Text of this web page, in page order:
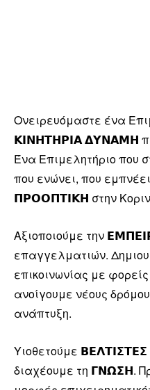
Ονειρευόμαστε ένα
𝝟𝝞𝝢𝝜𝝩𝝜𝝦𝝞𝝖 𝝙𝝪𝝢𝝖𝝡𝝜
Ένα Επιμελητήριο που
που ενώνει, που
𝝥𝝦𝝤𝝤𝝥𝝩𝝞𝝟𝝜 στην
Αξιοποιούμε την
επαγγελματιών.
επικοινωνίας με
ανοίγουμε νέους
ανάπτυξη.
Υιοθετούμε
διαχέουμε τη 𝝘𝝢𝝮𝝨𝝜.